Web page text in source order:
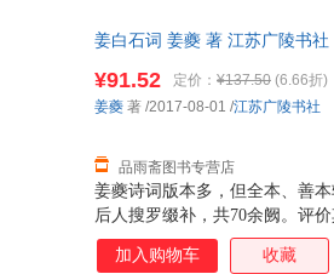
姜白石词 姜夔 著 江苏广陵书
姜夔诗词版本多，但全本、善
后人搜罗缀补，共70余阙。评
精审，而胜于清空、骚雅，于
村丛书》六卷别集一卷本为底
¥91.52 定价： ¥137.50 (6.66折)
品雨斋图书专营店
姜夔 著 /2017-08-01 /江苏广陵书社
加入购物车 收藏